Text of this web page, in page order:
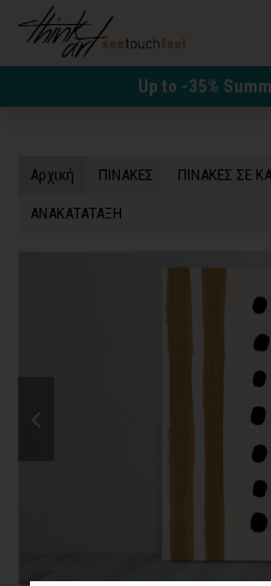
Up to -35%
Αρχική ΠΙΝΑΚΕΣ ΠΙΝΑΚΕΣ ΣΕ
ΑΝΑΚΑΤΑΤΑΞΗ